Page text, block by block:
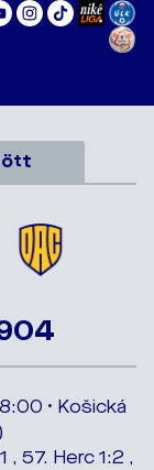
• Košická
, 57. Herc 1:2 ,